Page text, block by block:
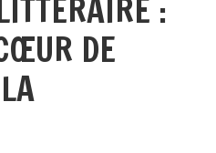
:
DE